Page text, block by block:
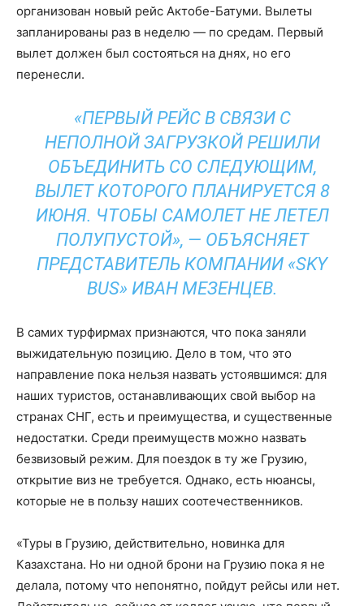
организован новый рейс Актобе-Батуми. Вылеты
запланированы раз в неделю — по средам. Первый
вылет должен был состояться на днях, но его
перенесли.
«ПЕРВЫЙ РЕЙС В СВЯЗИ С
НЕПОЛНОЙ ЗАГРУЗКОЙ РЕШИЛИ
ОБЪЕДИНИТЬ СО СЛЕДУЮЩИМ,
ВЫЛЕТ КОТОРОГО ПЛАНИРУЕТСЯ 8
ИЮНЯ. ЧТОБЫ САМОЛЕТ НЕ ЛЕТЕЛ
ПОЛУПУСТОЙ», — ОБЪЯСНЯЕТ
ПРЕДСТАВИТЕЛЬ КОМПАНИИ «SKY
BUS» ИВАН МЕЗЕНЦЕВ.
В самих турфирмах признаются, что пока заняли
выжидательную позицию. Дело в том, что это
направление пока нельзя назвать устоявшимся: для
наших туристов, останавливающих свой выбор на
странах СНГ, есть и преимущества, и существенные
недостатки. Среди преимуществ можно назвать
безвизовый режим. Для поездок в ту же Грузию,
открытие виз не требуется. Однако, есть нюансы,
которые не в пользу наших соотечественников.
«Туры в Грузию, действительно, новинка для
Казахстана. Но ни одной брони на Грузию пока я не
делала, потому что непонятно, пойдут рейсы или нет.